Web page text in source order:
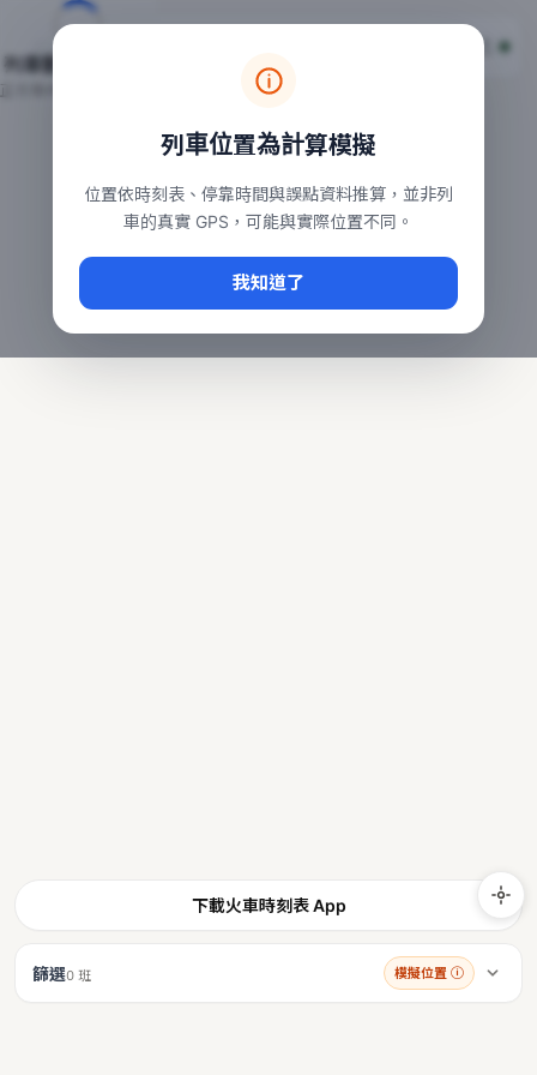
台鐵列車即時位置地圖
本頁顯示目前全台鐵運行中的列車位置，涵蓋自強、普悠瑪、
常用查詢：
、台中車站即時動態
台鐵即時動態
下載火車時刻表 App
篩選0 班 模擬位置 ⓘ
列車位置為計算模擬
位置依時刻表、停靠時間與誤點資料推算，並非列
車的真實 GPS，可能與實際位置不同。
我知道了
列車動態載入中…